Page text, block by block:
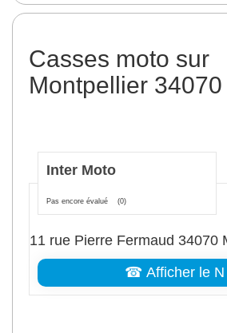
Casses moto sur
Montpellier 34070
Inter Moto
Pas encore évalué (0)
11 rue Pierre Fermaud 34070
☎ Afficher le N